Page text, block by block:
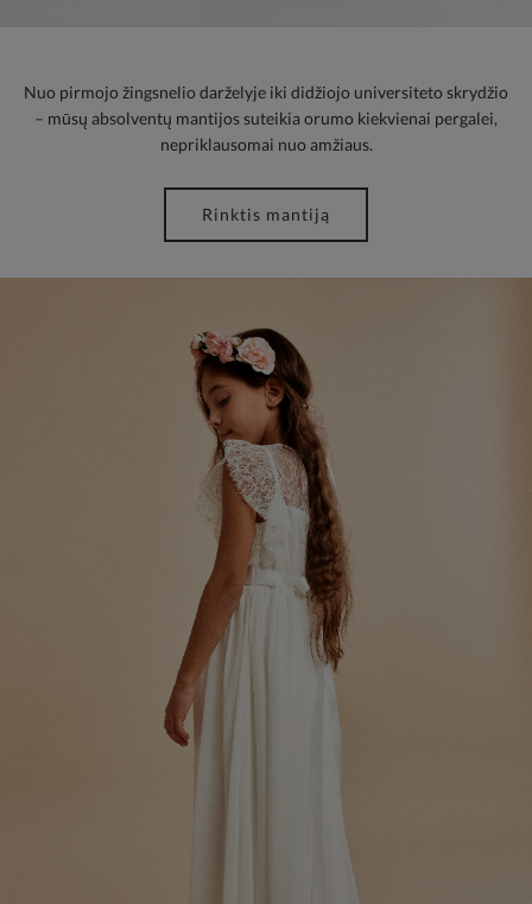
Nuo pirmojo žingsnelio darželyje iki didžiojo universiteto skrydžio
– mūsų absolventų mantijos suteikia orumo kiekvienai pergalei,
nepriklausomai nuo amžiaus.
Rinktis mantiją